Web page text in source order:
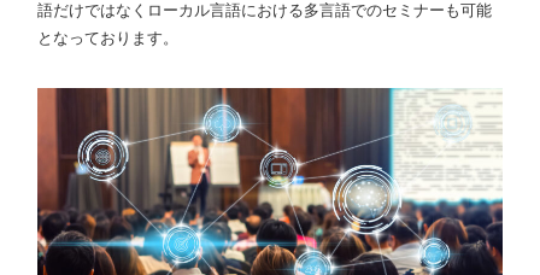
語だけではなくローカル言語における多言語でのセミナーも可能
となっております。